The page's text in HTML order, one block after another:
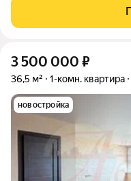
можете любоваться по
очаровательной большой
3 500 000 ₽
36,5 м² 1-комн. квартира
новостройка